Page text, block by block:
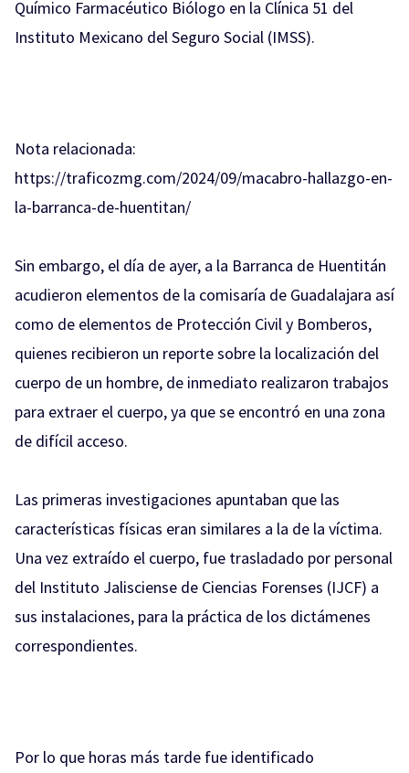
Químico Farmacéutico Biólogo en la Clínica 51 del
Instituto Mexicano del Seguro Social (IMSS).
Nota relacionada:
https://traficozmg.com/2024/09/macabro-hallazgo-en-
la-barranca-de-huentitan/
Sin embargo, el día de ayer, a la Barranca de Huentitán
acudieron elementos de la comisaría de Guadalajara así
como de elementos de Protección Civil y Bomberos,
quienes recibieron un reporte sobre la localización del
cuerpo de un hombre, de inmediato realizaron trabajos
para extraer el cuerpo, ya que se encontró en una zona
de difícil acceso.
Las primeras investigaciones apuntaban que las
características físicas eran similares a la de la víctima.
Una vez extraído el cuerpo, fue trasladado por personal
del Instituto Jalisciense de Ciencias Forenses (IJCF) a
sus instalaciones, para la práctica de los dictámenes
correspondientes.
Por lo que horas más tarde fue identificado